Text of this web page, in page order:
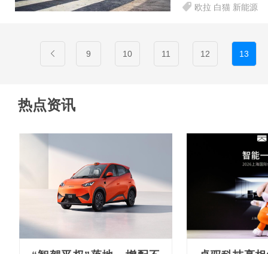
欧拉 白猫 新能源
9 10 11 12 13
热点资讯